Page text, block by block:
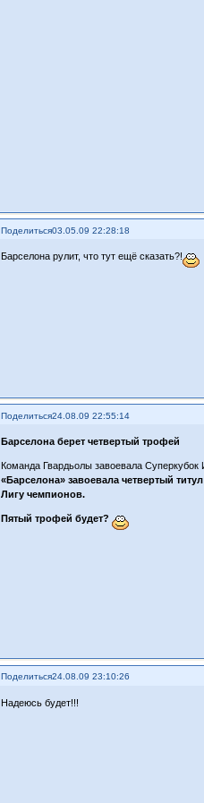
Поделиться03.05.09 22:28:18
Барселона рулит, что тут ещё сказать?!
Поделиться24.08.09 22:55:14
Барселона берет четвертый трофей
Команда Гвардьолы завоевала
«Барселона» завоевала четвертый
Лигу чемпионов.
Пятый трофей будет?
Поделиться24.08.09 23:10:26
Надеюсь будет!!!